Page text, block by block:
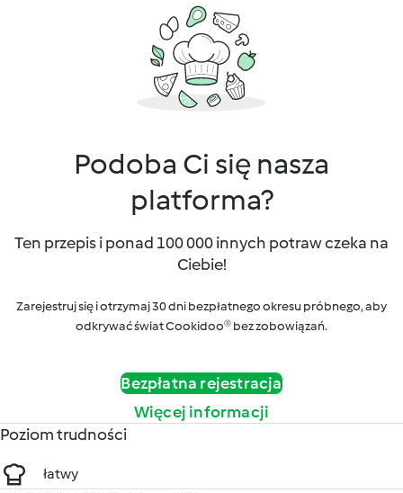
Podoba Ci się nasza
platforma?
Ten przepis i ponad 100 000 innych potraw czeka na
Ciebie!
Zarejestruj się i otrzymaj 30 dni bezpłatnego okresu próbnego, aby
odkrywać świat Cookidoo® bez zobowiązań.
Bezpłatna rejestracja
Więcej informacji
Poziom trudności
łatwy